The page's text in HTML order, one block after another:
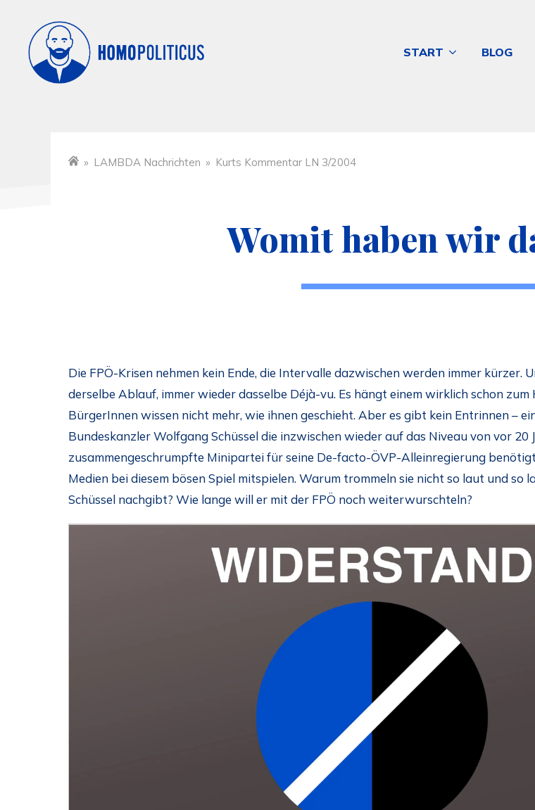
START BLOG
» LAMBDA Nachrichten » Kurts Kommentar LN 3/2004
Womit haben wir
Die FPÖ-Krisen nehmen kein Ende, die Intervalle dazwischen werden immer kürzer.
derselbe Ablauf, immer wieder dasselbe Déjà-vu. Es hängt einem wirklich schon
BürgerInnen wissen nicht mehr, wie ihnen geschieht. Aber es gibt kein Entrinnen –
Bundeskanzler Wolfgang Schüssel die inzwischen wieder auf das Niveau von vor 20
zusammengeschrumpfte Minipartei für seine De-facto-ÖVP-Alleinregierung
Medien bei diesem bösen Spiel mitspielen. Warum trommeln sie nicht so laut und so
Schüssel nachgibt? Wie lange will er mit der FPÖ noch weiterwurschteln?